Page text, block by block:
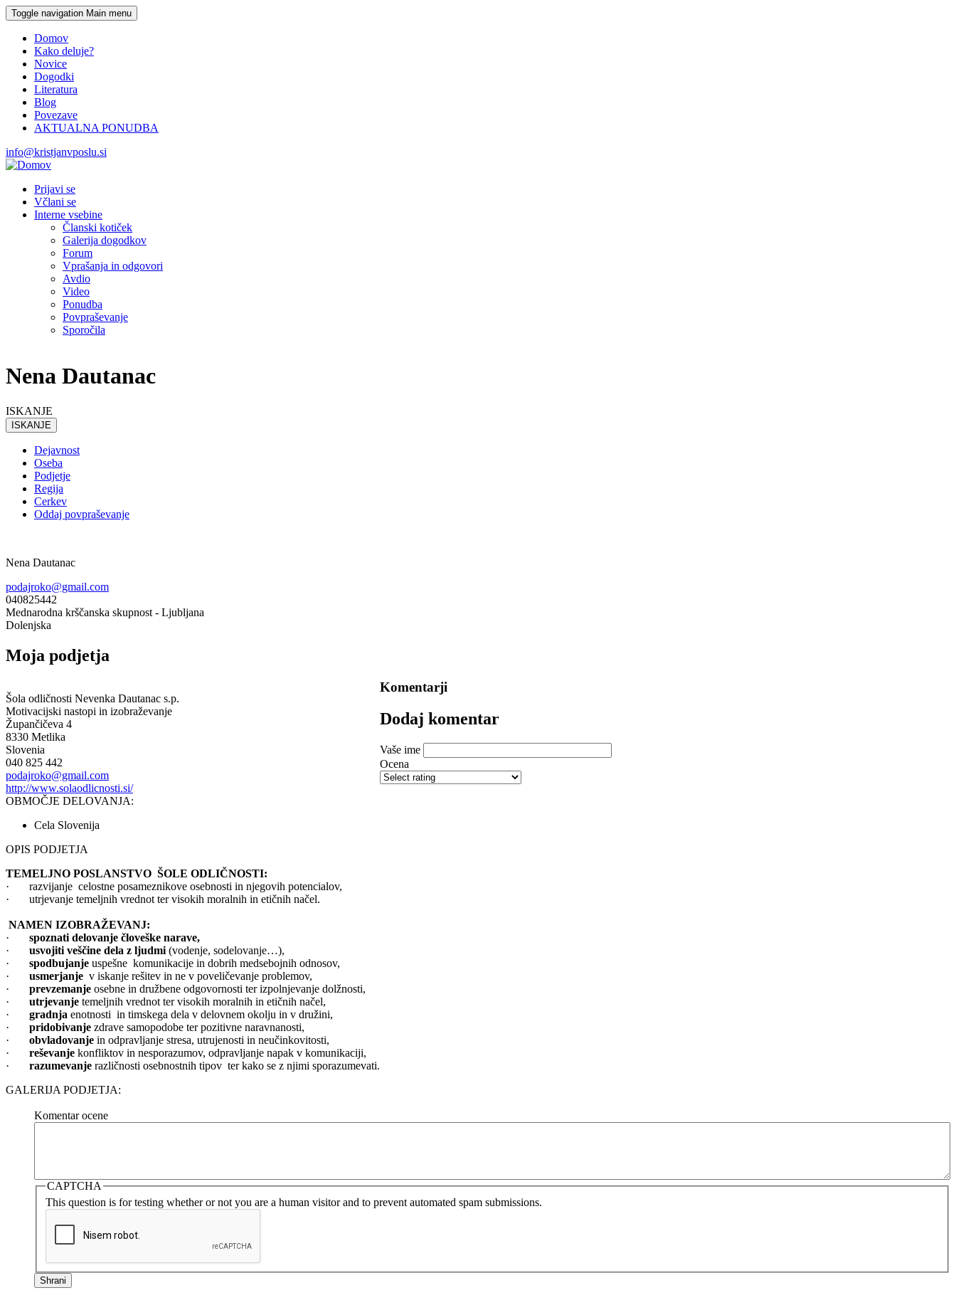
Skip to main content
Toggle navigation Main menu
Domov
Kako deluje?
Novice
Dogodki
Literatura
Blog
Povezave
AKTUALNA PONUDBA
info@kristjanvposlu.si
Prijavi se
Včlani se
Interne vsebine
Članski kotiček
Galerija dogodkov
Forum
Vprašanja in odgovori
Avdio
Video
Ponudba
Povpraševanje
Sporočila
Nena Dautanac
ISKANJE
ISKANJE
Dejavnost
Oseba
Podjetje
Regija
Cerkev
Oddaj povpraševanje
Nena Dautanac
podajroko@gmail.com
040825442
Mednarodna krščanska skupnost - Ljubljana
Dolenjska
Moja podjetja
Šola odličnosti Nevenka Dautanac s.p.
Motivacijski nastopi in izobraževanje
Župančičeva 4
8330 Metlika
Slovenia
040 825 442
podajroko@gmail.com
http://www.solaodlicnosti.si/
OBMOČJE DELOVANJA:
Cela Slovenija
OPIS PODJETJA
TEMELJNO POSLANSTVO ŠOLE ODLIČNOSTI:
· razvijanje celostne posameznikove osebnosti in njegovih potencialov,
· utrjevanje temeljnih vrednot ter visokih moralnih in etičnih načel.
NAMEN IZOBRAŽEVANJ:
· spoznati delovanje človeške narave,
· usvojiti veščine dela z ljudmi (vodenje, sodelovanje…),
· spodbujanje uspešne komunikacije in dobrih medsebojnih odnosov,
· usmerjanje v iskanje rešitev in ne v poveličevanje problemov,
· prevzemanje osebne in družbene odgovornosti ter izpolnjevanje dolžnosti,
· utrjevanje temeljnih vrednot ter visokih moralnih in etičnih načel,
· gradnja enotnosti in timskega dela v delovnem okolju in v družini,
· pridobivanje zdrave samopodobe ter pozitivne naravnanosti,
· obvladovanje in odpravljanje stresa, utrujenosti in neučinkovitosti,
· reševanje konfliktov in nesporazumov, odpravljanje napak v komunikaciji,
· razumevanje različnosti osebnostnih tipov ter kako se z njimi sporazumevati.
GALERIJA PODJETJA:
Komentarji
Dodaj komentar
Vaše ime
Ocena
Komentar ocene
More information about text formats
CAPTCHA
This question is for testing whether or not you are a human visitor and to prevent automated spam submissions.
Shrani